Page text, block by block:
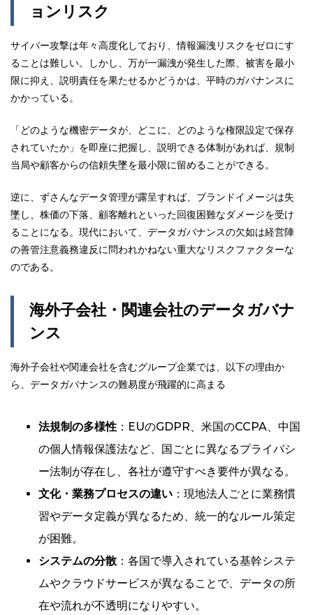
ョンリスク
サイバー攻撃は年々高度化しており、情報漏洩リスクをゼロにす
ることは難しい。しかし、万が一漏洩が発生した際、被害を最小
限に抑え、説明責任を果たせるかどうかは、平時のガバナンスに
かかっている。
「どのような機密データが、どこに、どのような権限設定で保存
されていたか」を即座に把握し、説明できる体制があれば、規制
当局や顧客からの信頼失墜を最小限に留めることができる。
逆に、ずさんなデータ管理が露呈すれば、ブランドイメージは失
墜し、株価の下落、顧客離れといった回復困難なダメージを受け
ることになる。現代において、データガバナンスの欠如は経営陣
の善管注意義務違反に問われかねない重大なリスクファクターな
のである。
海外子会社・関連会社のデータガバナ
ンス
海外子会社や関連会社を含むグループ企業では、以下の理由か
ら、データガバナンスの難易度が飛躍的に高まる
法規制の多様性 ：EUのGDPR、米国のCCPA、中国
の個人情報保護法など、国ごとに異なるプライバシ
ー法制が存在し、各社が遵守すべき要件が異なる。
文化・業務プロセスの違い ：現地法人ごとに業務慣
習やデータ定義が異なるため、統一的なルール策定
が困難。
システムの分散 ：各国で導入されている基幹システ
ムやクラウドサービスが異なることで、データの所
在や流れが不透明になりやすい。